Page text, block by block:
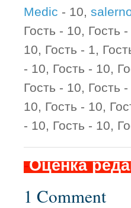
Medic - 10,
Гость - 10, Гость
10, Гость - 1,
- 10, Гость - 10,
Гость - 10, Гость
10, Гость - 10,
- 10, Гость - 10,
-Оценка
1 Comment